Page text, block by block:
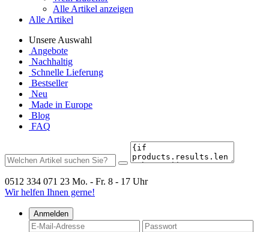
Alle Artikel anzeigen
Alle Artikel
Unsere Auswahl
Angebote
Nachhaltig
Schnelle Lieferung
Bestseller
Neu
Made in Europe
Blog
FAQ
0512 334 071 23 Mo. - Fr. 8 - 17 Uhr
Wir helfen Ihnen gerne!
Anmelden